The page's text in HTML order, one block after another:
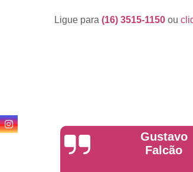
Ligue para (16) 3515-1150 ou
Anderson
Garcia